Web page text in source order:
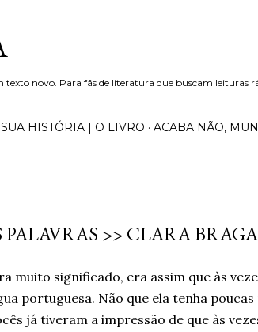
texto novo. Para fãs de literatura que buscam leituras
HISTÓRIA | O LIVRO ACABA NÃO,
PALAVRAS >> CLARA BRAGA
muito significado, era assim que às
portuguesa. Não que ela tenha
já tiveram a impressão de que às